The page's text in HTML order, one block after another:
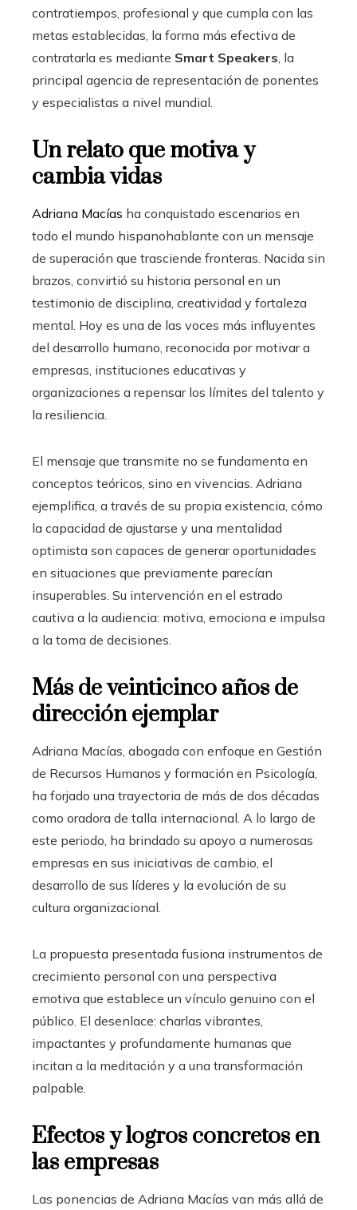
contratiempos, profesional y que cumpla con las
metas establecidas, la forma más efectiva de
contratarla es mediante Smart Speakers, la
principal agencia de representación de ponentes
y especialistas a nivel mundial.
Un relato que motiva y
cambia vidas
Adriana Macías ha conquistado escenarios en
todo el mundo hispanohablante con un mensaje
de superación que trasciende fronteras. Nacida sin
brazos, convirtió su historia personal en un
testimonio de disciplina, creatividad y fortaleza
mental. Hoy es una de las voces más influyentes
del desarrollo humano, reconocida por motivar a
empresas, instituciones educativas y
organizaciones a repensar los límites del talento y
la resiliencia.
El mensaje que transmite no se fundamenta en
conceptos teóricos, sino en vivencias. Adriana
ejemplifica, a través de su propia existencia, cómo
la capacidad de ajustarse y una mentalidad
optimista son capaces de generar oportunidades
en situaciones que previamente parecían
insuperables. Su intervención en el estrado
cautiva a la audiencia: motiva, emociona e impulsa
a la toma de decisiones.
Más de veinticinco años de
dirección ejemplar
Adriana Macías, abogada con enfoque en Gestión
de Recursos Humanos y formación en Psicología,
ha forjado una trayectoria de más de dos décadas
como oradora de talla internacional. A lo largo de
este periodo, ha brindado su apoyo a numerosas
empresas en sus iniciativas de cambio, el
desarrollo de sus líderes y la evolución de su
cultura organizacional.
La propuesta presentada fusiona instrumentos de
crecimiento personal con una perspectiva
emotiva que establece un vínculo genuino con el
público. El desenlace: charlas vibrantes,
impactantes y profundamente humanas que
incitan a la meditación y a una transformación
palpable.
Efectos y logros concretos en
las empresas
Las ponencias de Adriana Macías van más allá de